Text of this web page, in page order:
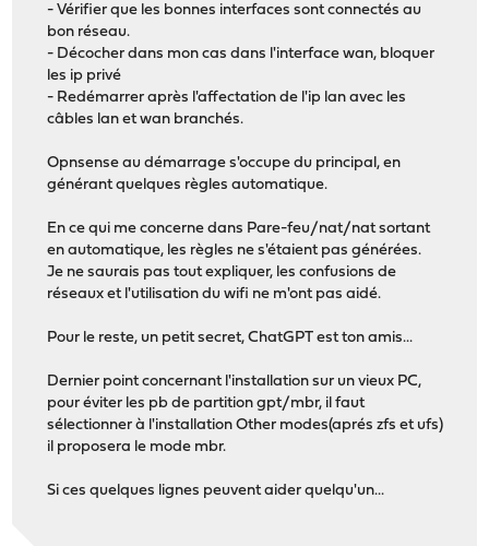
- Vérifier que les bonnes interfaces sont connectés au
bon réseau.
- Décocher dans mon cas dans l'interface wan, bloquer
les ip privé
- Redémarrer après l'affectation de l'ip lan avec les
câbles lan et wan branchés.
Opnsense au démarrage s'occupe du principal, en
générant quelques règles automatique.
En ce qui me concerne dans Pare-feu/nat/nat sortant
en automatique, les règles ne s'étaient pas générées.
Je ne saurais pas tout expliquer, les confusions de
réseaux et l'utilisation du wifi ne m'ont pas aidé.
Pour le reste, un petit secret, ChatGPT est ton amis...
Dernier point concernant l'installation sur un vieux PC,
pour éviter les pb de partition gpt/mbr, il faut
sélectionner à l'installation Other modes(aprés zfs et ufs)
il proposera le mode mbr.
Si ces quelques lignes peuvent aider quelqu'un...